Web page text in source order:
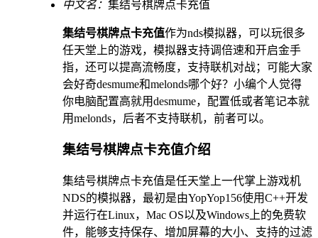
中文名： 集结号棋牌点卡充值
集结号棋牌点卡充值作为nds模拟器，可以玩很多
任天堂上的游戏，模拟器支持调倍速和开启金手
指，还可以提高流畅度，支持联机对战；可能大家
会好奇desmume和melonds哪个好？小编个人觉得
你电脑配置高就用desmume，配置低或者笔记本就
用melonds，后者不支持联机，前者可以。
集结号棋牌点卡充值介绍
集结号棋牌点卡充值是任天堂上一代掌上游戏机
NDS的模拟器，最初是由YopYop156使用C++开发
并运行在Linux，Mac OS以及Windows上的免费软
件，能够支持保存、增加屏幕的大小、支持的过滤